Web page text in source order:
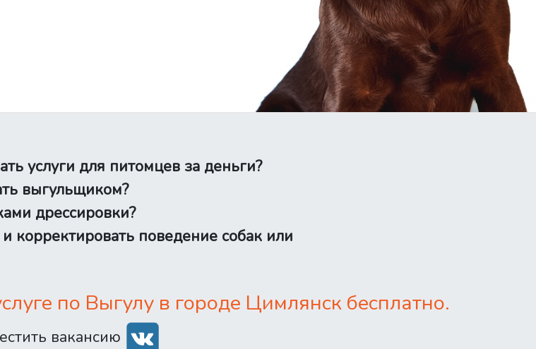
услуги для питомцев за деньги?
выгульщиком?
дрессировки?
корректировать поведение собак или
по Выгулу в городе Цимлянск бесплатно.
вакансию